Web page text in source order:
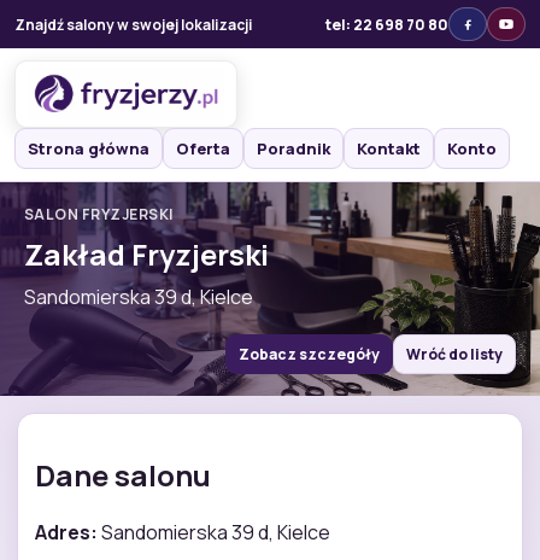
Znajdź salony w swojej lokalizacji tel: 22 698 70 80
Strona główna Oferta Poradnik Kontakt Konto
SALON FRYZJERSKI
Zakład Fryzjerski
Sandomierska 39 d, Kielce
Zobacz szczegóły Wróć do listy
Dane salonu
Adres: Sandomierska 39 d, Kielce